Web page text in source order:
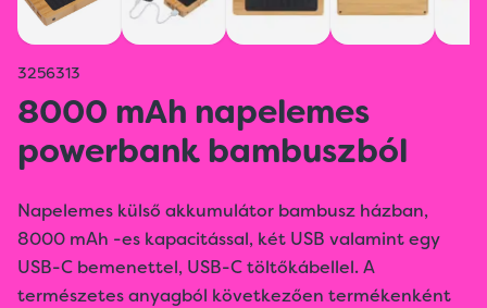
3256313
8000 mAh napelemes
powerbank bambuszból
Napelemes külső akkumulátor bambusz házban,
8000 mAh -es kapacitással, két USB valamint egy
USB-C bemenettel, USB-C töltőkábellel. A
természetes anyagból következően termékenként